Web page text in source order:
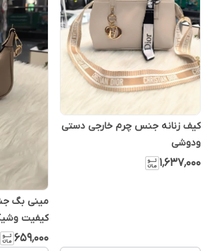
کیف زنانه جنس چرم خارجی دستی
ودوشی
۱٬۶۳۷٬۰۰۰
مینی بگ
کیفیت
۶۵۹٬۰۰۰